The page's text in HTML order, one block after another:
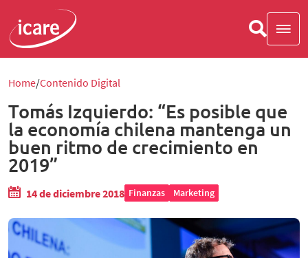
Home Contenido Digital
Tomás Izquierdo: “Es posible que
la economía chilena mantenga un
buen ritmo de crecimiento en
2019”
14 de diciembre 2018 Finanzas Marketing